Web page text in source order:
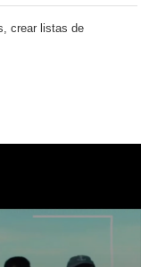
crear listas de